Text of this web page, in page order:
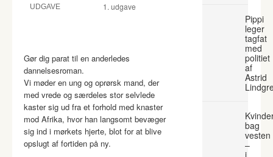
UDGAVE 1. udgave
Gør dig parat til en anderledes
dannelsesroman.
Vi møder en ung og oprørsk mand, der
med vrede og særdeles stor selvlede
kaster sig ud fra et forhold med knaster
mod Afrika, hvor han langsomt bevæger
sig ind i mørkets hjerte, blot for at blive
opslugt af fortiden på ny.
Pippi
leger
tagfat
med
politiet
af
Astrid
bag
vesten
–
i